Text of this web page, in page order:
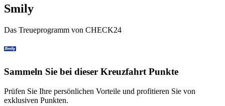
Smily
Das Treueprogramm von CHECK24
Sammeln Sie bei dieser Kreuzfahrt Punkte
Prüfen Sie Ihre persönlichen Vorteile und profitieren Sie von
exklusiven Punkten.